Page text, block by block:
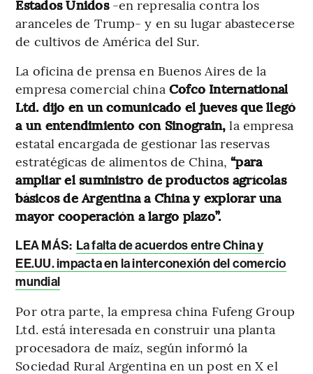
Estados Unidos-en represalia contra los
aranceles de Trump- y en su lugar abastecerse
de cultivos de América del Sur.
La oficina de prensa en Buenos Aires de la
empresa comercial china Cofco International
Ltd. dijo en un comunicado el jueves que llegó
a un entendimiento con Sinograin, la empresa
estatal encargada de gestionar las reservas
estratégicas de alimentos de China, “para
ampliar el suministro de productos agrícolas
básicos de Argentina a China y explorar una
mayor cooperación a largo plazo”.
LEA MÁS: La falta de acuerdos entre China y
EE.UU. impacta en la interconexión del comercio
mundial
Por otra parte, la empresa china Fufeng Group
Ltd. está interesada en construir una planta
procesadora de maíz, según informó la
Sociedad Rural Argentina en un post en X el